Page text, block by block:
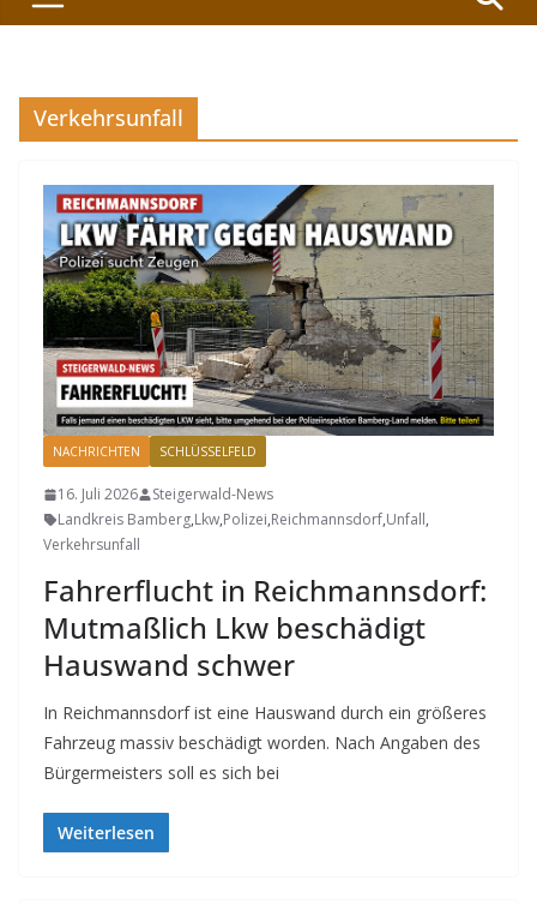
Verkehrsunfall
NACHRICHTEN SCHLÜSSELFELD
16. Juli 2026
Steigerwald-News
Landkreis Bamberg,Lkw,Polizei,Reichmannsdorf,Unfall,
Verkehrsunfall
Fahrerflucht in Reichmannsdorf:
Mutmaßlich Lkw beschädigt
Hauswand schwer
In Reichmannsdorf ist eine Hauswand durch ein größeres
Fahrzeug massiv beschädigt worden. Nach Angaben des
Bürgermeisters soll es sich bei
Weiterlesen